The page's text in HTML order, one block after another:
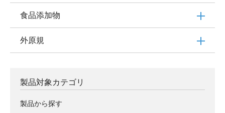
食品添加物
外原規
製品対象カテゴリ
製品から探す